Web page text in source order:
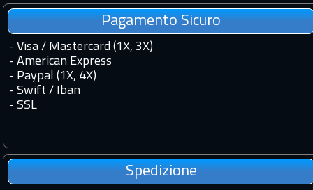
Pagamento Sicuro
- Visa / Mastercard (1X, 3X)
- American Express
- Paypal (1X, 4X)
- Swift / Iban
- SSL
Spedizione